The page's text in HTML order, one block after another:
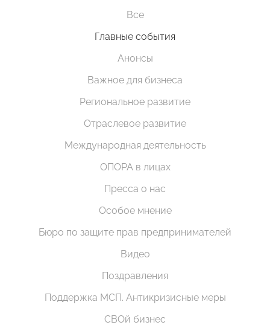
Все
Главные события
Анонсы
Важное для бизнеса
Региональное развитие
Отраслевое развитие
Международная деятельность
ОПОРА в лицах
Пресса о нас
Особое мнение
Бюро по защите прав предпринимателей
Видео
Поздравления
Поддержка МСП. Антикризисные меры
СВОй бизнес